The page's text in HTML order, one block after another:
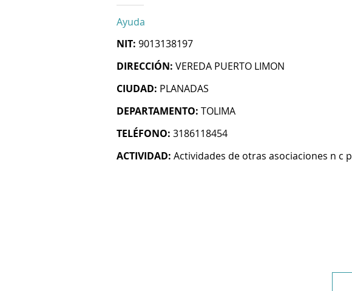
Ayuda
NIT: 9013138197
DIRECCIÓN: VEREDA PUERTO LIMON
CIUDAD: PLANADAS
DEPARTAMENTO: TOLIMA
TELÉFONO: 3186118454
ACTIVIDAD: Actividades de otras asociaciones n c p